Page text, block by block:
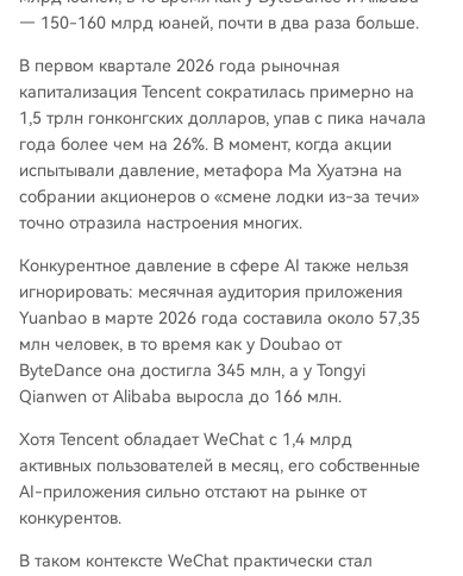
— 150-160 млрд юаней, почти в два раза больше.
В первом квартале 2026 года рыночная
капитализация Tencent сократилась примерно на
1,5 трлн гонконгских долларов, упав с пика начала
года более чем на 26%. В момент, когда акции
испытывали давление, метафора Ма Хуатэна на
собрании акционеров о «смене лодки из-за течи»
точно отразила настроения многих.
Конкурентное давление в сфере AI также нельзя
игнорировать: месячная аудитория приложения
Yuanbao в марте 2026 года составила около 57,35
млн человек, в то время как у Doubao от
ByteDance она достигла 345 млн, а у Tongyi
Qianwen от Alibaba выросла до 166 млн.
Хотя Tencent обладает WeChat с 1,4 млрд
активных пользователей в месяц, его собственные
AI-приложения сильно отстают на рынке от
конкурентов.
В таком контексте WeChat практически стал